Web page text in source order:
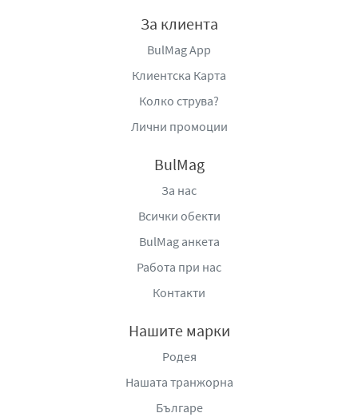
За клиента
BulMag App
Клиентска Карта
Колко струва?
Лични промоции
BulMag
За нас
Всички обекти
BulMag анкета
Работа при нас
Контакти
Нашите марки
Родея
Нашата транжорна
Българе